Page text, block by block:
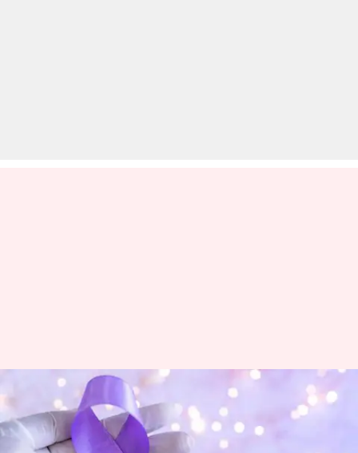
అంతర్జాతీయ ఎం.పీ.ఎస్ అవగాహన
దినోత్సవం: రకాలు, లక్షణాలు,
చికిత్స